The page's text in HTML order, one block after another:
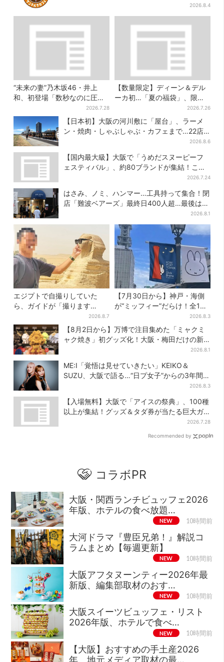
2026.8.4
“未来の妻”乃木坂46・井上
和、初登場「数秒なのに圧
巻」…「豊臣兄弟！」第30回
あらすじ・清須会議
2026.7.28
【数量限定】ディーン＆デル
ーカ初…「夏の福袋」、限定
トートバッグなど！8種のアイ
テムが勢ぞろい
2026.7.26
【日本初】大阪の河川敷に「屋台」、ラーメ
ン・焼肉・しゃぶしゃぶ・カフェまで…22店
2026.8.6
【国内最大級】大阪で「うめだスヌーピーフ
ェスティバル」、約80ブランドが集結！ここ
2026.7.24
はさみ、ノミ、ハンマー…工具持って集合！閉
店「難波ベアーズ」最終日400人超…最後は
2026.8.1
エジプトで自撮りしていた
ら、ガイドが「撮ります
よ！」→ノリノリでポーズを
取っていたら…… 海外旅行
でのトラブル防止策を
2026.8.7
【7月30日から】神戸・海側
が“ミッフィー”だらけ！全16
施設でパン、スイーツ、ナイ
トマーケットも
2026.8.3
【8月2日から】万博で注目集めた「ミャクミ
ャク焼き」初グッズ化！大阪・梅田だけの新
2026.8.1
ME:I「覚悟は見せていきたい」KEIKO＆
SUZU、大阪で語る…“日プ女子”からの3年間
2026.8.3
【入場無料】大阪で「アイスの祭典」、100種
以上が集結！グッズ＆タダ券が当たる巨大ガ
2026.7.28
Recommended by
コラボPR
大阪・関西ランチビュッフェ2026
年版、ホテルの食べ放題…
NEW 10時間前
大河ドラマ『豊臣兄弟！』解説コ
ラムまとめ【毎週更新】
NEW 10時間前
大阪アフタヌーンティー2026年最
新版、編集部取材のおす…
NEW 10時間前
大阪スイーツビュッフェ・リスト
2026年版、ホテルで食べ…
NEW 10時間前
【大阪】おすすめの手土産2026